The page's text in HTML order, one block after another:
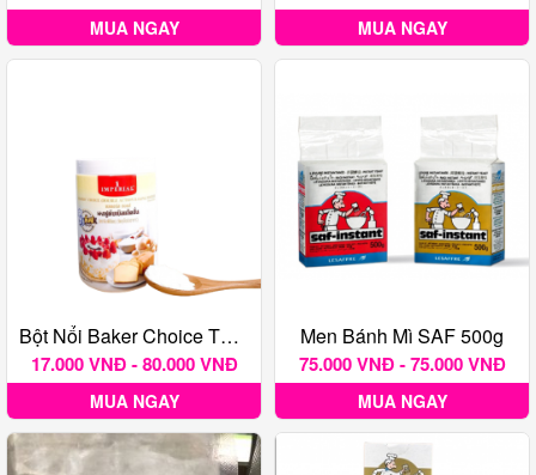
MUA NGAY MUA NGAY
Bột Nổi Baker Choice Thái Lan
17.000 VNĐ - 80.000 VNĐ
MUA NGAY
Men Bánh Mì SAF 500g
75.000 VNĐ - 75.000 VNĐ
MUA NGAY